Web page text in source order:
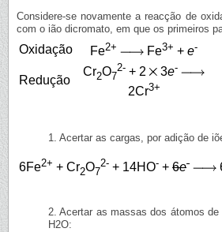
Considere-se novamente a reacção de
com o ião dicromato, em que os primeiros
Oxidação Fe2+ Fe3+ + e-
Redução
Cr2O7
2- + 2 3e-
2Cr3+
1. Acertar as cargas, por adição de
6Fe2+ + Cr2O7
2- + 14HO- + 6e-
2. Acertar as massas dos átomos de
H2O: